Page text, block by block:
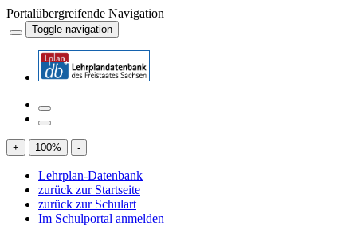
Portalübergreifende Navigation
Toggle navigation
+ 100% -
Lehrplan-Datenbank
zurück zur Startseite
zurück zur Schulart
Im Schulportal anmelden